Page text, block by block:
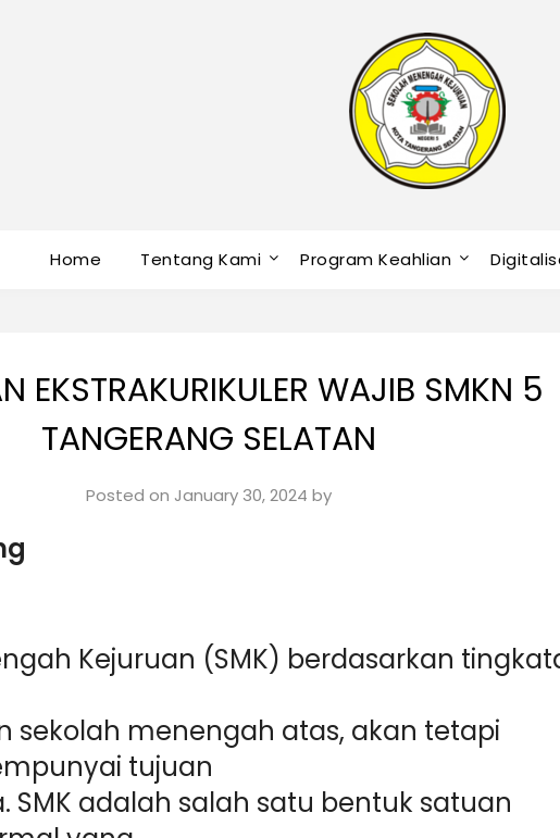
Home Tentang Kami Program Keahlian
EKSTRAKURIKULER WAJIB SMKN 5
TANGERANG SELATAN
Posted on January 30, 2024 by
Kejuruan (SMK) berdasarkan
sekolah menengah atas, akan tetapi
tujuan
SMK adalah salah satu bentuk satuan